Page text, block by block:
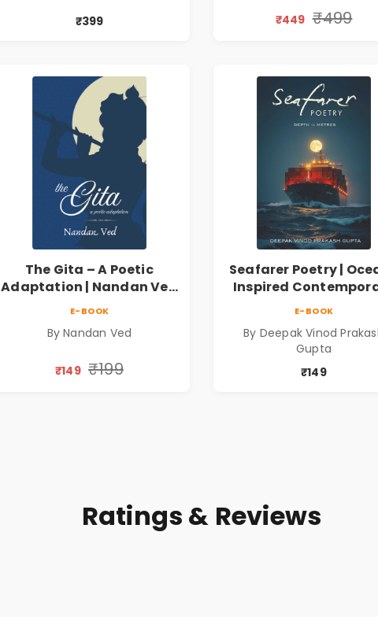
₹399
₹449 ₹499
The Gita – A Poetic
Adaptation | Nandan Ved
E-BOOK
By Nandan Ved
₹149 ₹199
Seafarer Poetry |
Inspired
E-BOOK
By Deepak Vinod
Gupta
₹149
Ratings & Reviews